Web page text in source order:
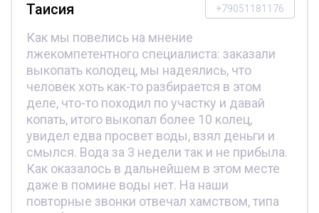
+79051181176
Таисия
Как мы повелись на мнение
лжекомпетентного специалиста: заказали
выкопать колодец, мы надеялись, что
человек хоть как-то разбирается в этом
деле, что-то походил по участку и давай
копать, итого выкопал более 10 колец,
увидел едва просвет воды, взял деньги и
смылся. Вода за 3 недели так и не прибыла.
Как оказалось в дальнейшем в этом месте
даже в помине воды нет. На наши
повторные звонки отвечал хамством, типа